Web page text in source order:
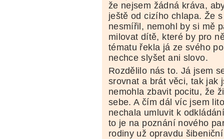
že nejsem žádná kráva,
ještě od cizího chlapa. Že
nesmířil, nemohl by si mě
milovat dítě, které by pro
tématu řekla já ze svého
nechce slyšet ani slovo.
Rozdělilo nás to. Já jsem
srovnat a brát věci, tak jak
nemohla zbavit pocitu, že
sebe. A čím dál víc jsem
nechala umluvit k
to je na poznání nového
rodiny už opravdu